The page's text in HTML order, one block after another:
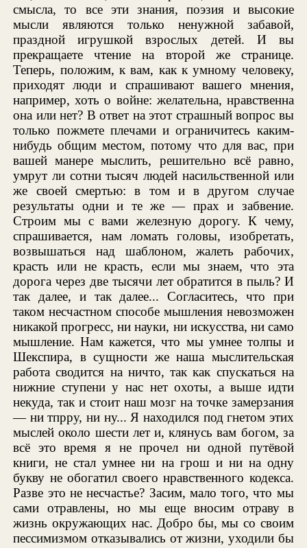
смысла, то все эти знания, поэзия и высокие
мысли являются только ненужной забавой,
праздной игрушкой взрослых детей. И вы
прекращаете чтение на второй же странице.
Теперь, положим, к вам, как к умному человеку,
приходят люди и спрашивают вашего мнения,
например, хоть о войне: желательна, нравственна
она или нет? В ответ на этот страшный вопрос вы
только пожмете плечами и ограничитесь каким-
нибудь общим местом, потому что для вас, при
вашей манере мыслить, решительно всё равно,
умрут ли сотни тысяч людей насильственной или
же своей смертью: в том и в другом случае
результаты одни и те же — прах и забвение.
Строим мы с вами железную дорогу. К чему,
спрашивается, нам ломать головы, изобретать,
возвышаться над шаблоном, жалеть рабочих,
красть или не красть, если мы знаем, что эта
дорога через две тысячи лет обратится в пыль? И
так далее, и так далее... Согласитесь, что при
таком несчастном способе мышления невозможен
никакой прогресс, ни науки, ни искусства, ни само
мышление. Нам кажется, что мы умнее толпы и
Шекспира, в сущности же наша мыслительская
работа сводится на ничто, так как спускаться на
нижние ступени у нас нет охоты, а выше идти
некуда, так и стоит наш мозг на точке замерзания
— ни тпрру, ни ну... Я находился под гнетом этих
мыслей около шести лет и, клянусь вам богом, за
всё это время я не прочел ни одной путёвой
книги, не стал умнее ни на грош и ни на одну
букву не обогатил своего нравственного кодекса.
Разве это не несчастье? Засим, мало того, что мы
сами отравлены, но мы еще вносим отраву в
жизнь окружающих нас. Добро бы, мы со своим
пессимизмом отказывались от жизни, уходили бы